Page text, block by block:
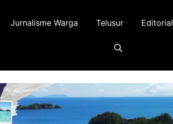
Jurnalisme Warga Telusur Editorial